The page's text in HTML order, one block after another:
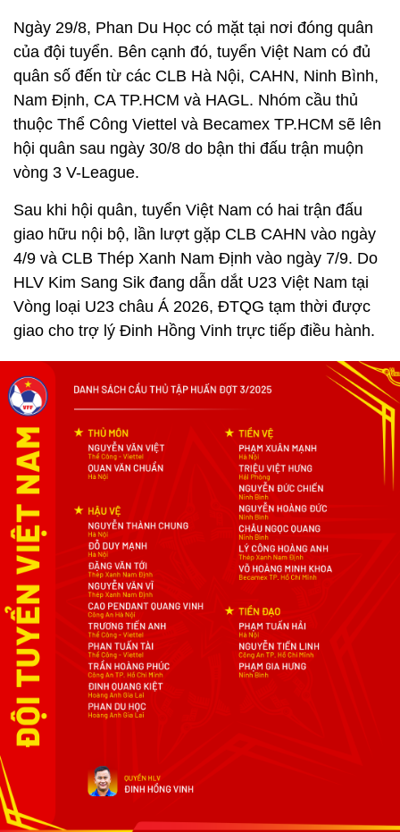
Ngày 29/8, Phan Du Học có mặt tại nơi đóng quân
của đội tuyển. Bên cạnh đó, tuyển Việt Nam có đủ
quân số đến từ các CLB Hà Nội, CAHN, Ninh Bình,
Nam Định, CA TP.HCM và HAGL. Nhóm cầu thủ
thuộc Thể Công Viettel và Becamex TP.HCM sẽ lên
hội quân sau ngày 30/8 do bận thi đấu trận muộn
vòng 3 V-League.
Sau khi hội quân, tuyển Việt Nam có hai trận đấu
giao hữu nội bộ, lần lượt gặp CLB CAHN vào ngày
4/9 và CLB Thép Xanh Nam Định vào ngày 7/9. Do
HLV Kim Sang Sik đang dẫn dắt U23 Việt Nam tại
Vòng loại U23 châu Á 2026, ĐTQG tạm thời được
giao cho trợ lý Đinh Hồng Vinh trực tiếp điều hành.